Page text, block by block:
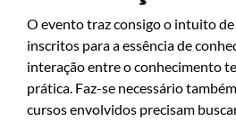
O evento traz consigo o intuito
inscritos para a essência de
interação entre o conhecimento
prática. Faz-se necessário
cursos envolvidos precisam